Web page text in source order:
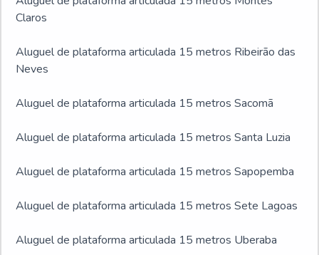
Claros
Aluguel de plataforma articulada 15 metros Ribeirão das
Neves
Aluguel de plataforma articulada 15 metros Sacomã
Aluguel de plataforma articulada 15 metros Santa Luzia
Aluguel de plataforma articulada 15 metros Sapopemba
Aluguel de plataforma articulada 15 metros Sete Lagoas
Aluguel de plataforma articulada 15 metros Uberaba